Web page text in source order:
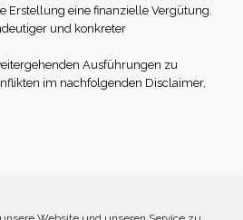
Erstellung eine finanzielle Vergütung.
und konkreter
Ausführungen zu
im nachfolgenden Disclaimer,